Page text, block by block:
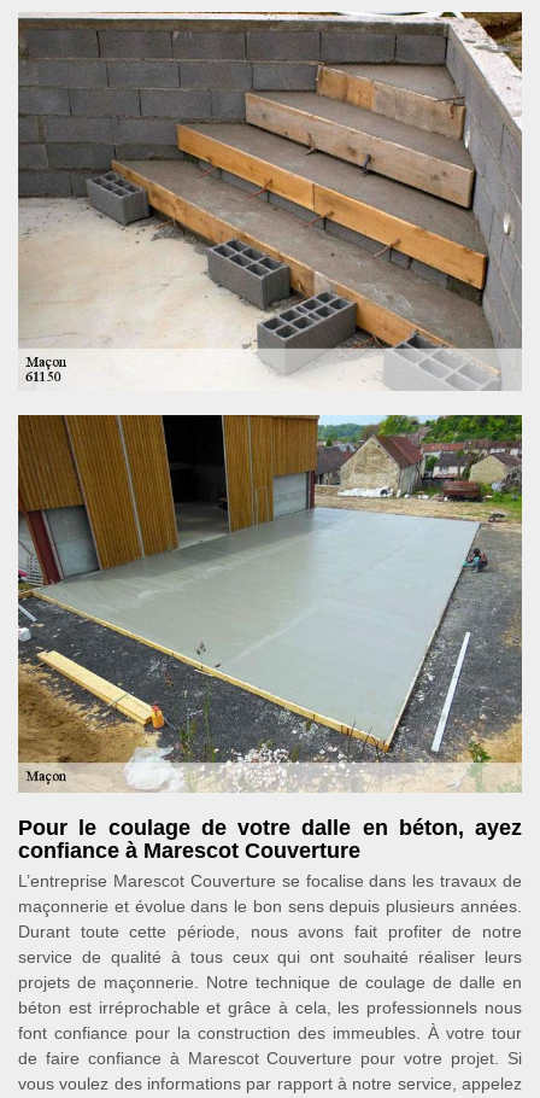
Pour le coulage de votre dalle en béton, ayez
confiance à Marescot Couverture
L’entreprise Marescot Couverture se focalise dans les travaux de
maçonnerie et évolue dans le bon sens depuis plusieurs années.
Durant toute cette période, nous avons fait profiter de notre
service de qualité à tous ceux qui ont souhaité réaliser leurs
projets de maçonnerie. Notre technique de coulage de dalle en
béton est irréprochable et grâce à cela, les professionnels nous
font confiance pour la construction des immeubles. À votre tour
de faire confiance à Marescot Couverture pour votre projet. Si
vous voulez des informations par rapport à notre service, appelez